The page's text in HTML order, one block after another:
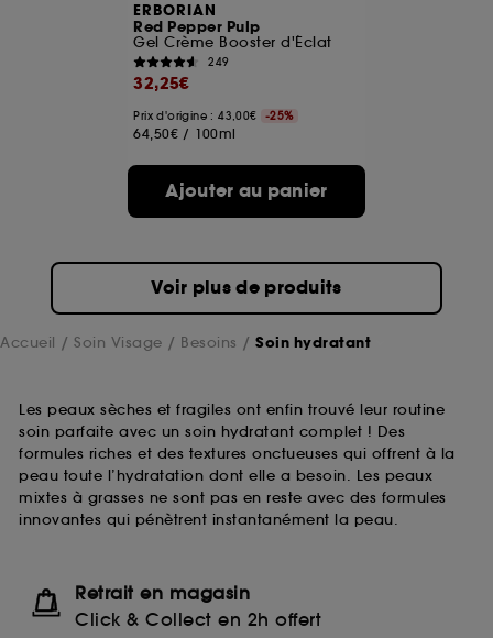
ERBORIAN
Red Pepper Pulp
Gel Crème Booster d'Éclat
249
32,25€
Prix d'origine : 43,00€ -25%
64,50€ / 100ml
Ajouter au panier
Voir plus de produits
Accueil Soin Visage Besoins Soin hydratant
Les peaux sèches et fragiles ont enfin trouvé leur routine
soin parfaite avec un soin hydratant complet ! Des
formules riches et des textures onctueuses qui offrent à la
peau toute l’hydratation dont elle a besoin. Les peaux
mixtes à grasses ne sont pas en reste avec des formules
innovantes qui pénètrent instantanément la peau.
Retrait en magasin
Click & Collect en 2h offert